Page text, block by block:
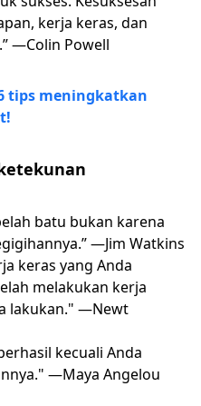
kerja keras, dan
—Colin Powell
tips meningkatkan
batu bukan karena
—Jim Watkins
keras yang Anda
melakukan kerja
lakukan." —Newt
kecuali Anda
—Maya Angelou